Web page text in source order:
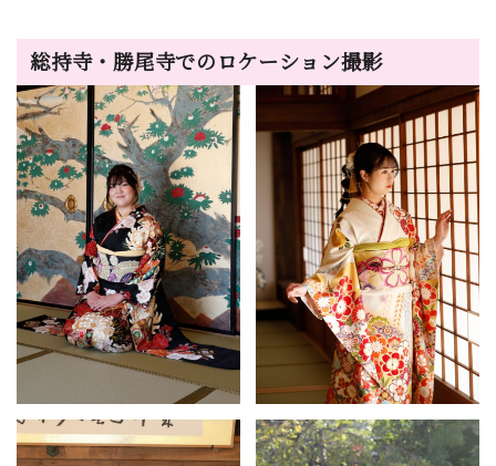
総持寺・勝尾寺でのロケーション撮影